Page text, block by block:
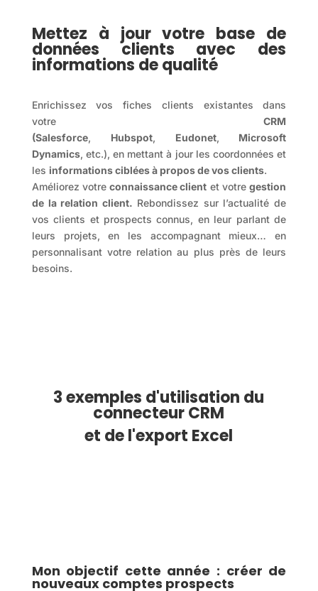
Mettez à jour votre base de
données clients avec des
informations de qualité
Enrichissez vos fiches clients existantes dans
votre
CRM
(Salesforce, Hubspot, Eudonet,
Microsoft
Dynamics, etc.), en mettant à jour les coordonnées et
les informations ciblées à propos de vos clients.
Améliorez votre connaissance client et votre gestion
de la relation client. Rebondissez sur l’actualité de
vos clients et prospects connus, en leur parlant de
leurs projets, en les accompagnant mieux… en
personnalisant votre relation au plus près de leurs
besoins.
3 exemples d'utilisation du
connecteur CRM
et de l'export Excel
Mon objectif cette année : créer de
nouveaux comptes prospects